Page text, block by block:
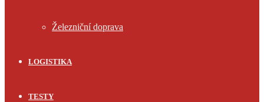
Železniční doprava
LOGISTIKA
TESTY